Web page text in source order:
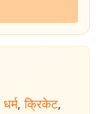
धर्म, क्रिकेट,